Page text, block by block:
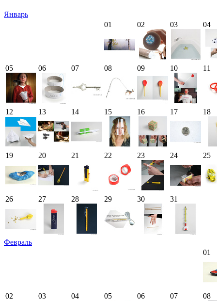
Январь
01
02 03 04
05 06 07 08 09 10 11
12 13 14 15 16 17 18
19 20 21 22 23 24 25
26 27 28 29 30 31
Февраль
01
02 03 04 05 06 07 08